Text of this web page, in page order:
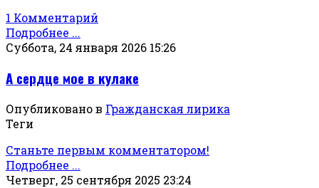
1 Комментарий
Подробнее ...
Суббота, 24 января 2026 15:26
А сердце мое в кулаке
Опубликовано в Гражданская лирика
Теги
Станьте первым комментатором!
Подробнее ...
Четверг, 25 сентября 2025 23:24